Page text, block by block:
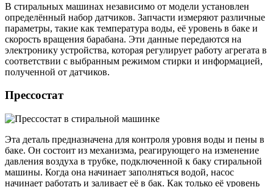
В стиральных машинах независимо от модели установлен
определённый набор датчиков. Запчасти измеряют различные
параметры, такие как температура воды, её уровень в баке и
скорость вращения барабана. Эти данные передаются на
электронику устройства, которая регулирует работу агрегата в
соответствии с выбранным режимом стирки и информацией,
полученной от датчиков.
Прессостат
Эта деталь предназначена для контроля уровня воды и пены в
баке. Он состоит из механизма, реагирующего на изменение
давления воздуха в трубке, подключенной к баку стиральной
машины. Когда она начинает заполняться водой, насос
начинает работать и заливает её в бак. Как только её уровень